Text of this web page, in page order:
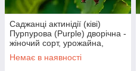
Саджанці актинідії (ківі)
Пурпурова (Purple) дворічна -
жіночий сорт, урожайна,
солодка С1.5
Немає в наявності